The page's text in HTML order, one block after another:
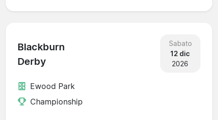
Blackburn
Derby
Sabato
12 dic
2026
Ewood Park
Championship